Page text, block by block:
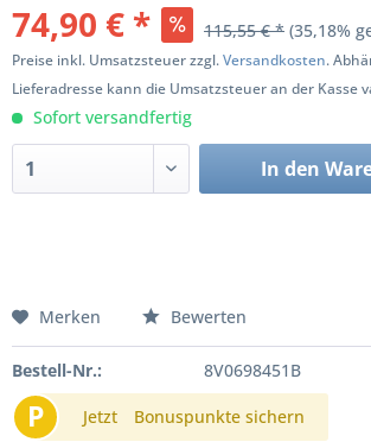
74,90 € * 115,55 € * (35,18%
Preise inkl. Umsatzsteuer zzgl.Versandkosten.
Lieferadresse kann die Umsatzsteuer an der Kasse
Sofort versandfertig
In den
Merken Bewerten
Bestell-Nr.: 8V0698451B
P Jetzt Bonuspunkte sichern